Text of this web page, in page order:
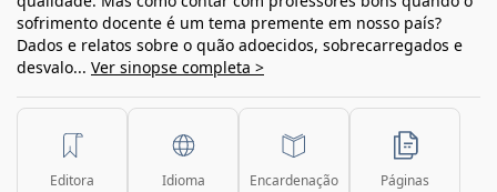
sofrimento docente é um tema premente em nosso país?
Dados e relatos sobre o quão adoecidos, sobrecarregados e
desvalo... Ver sinopse completa >
Editora Idioma Encardenação Páginas